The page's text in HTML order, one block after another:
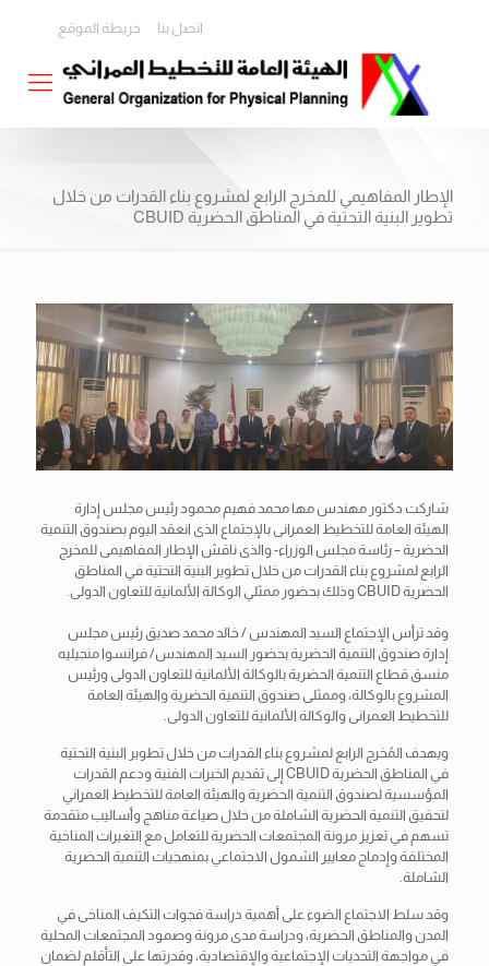
اتصل بنا خريطة الموقع
الإطار المفاهيمي للمخرج الرابع لمشروع بناء القدرات من خلال
تطوير البنية التحتية في المناطق الحضرية CBUID
شاركت دكتور مهندس مها محمد فهيم محمود رئيس مجلس إدارة
الهيئة العامة للتخطيط العمرانى بالإجتماع الذى انعقد اليوم بصندوق التنمية
الحضرية – رئاسة مجلس الوزراء- والذى ناقش الإطار المفاهيمى للمخرج
الرابع لمشروع بناء القدرات من خلال تطوير البنية التحتية في المناطق
الحضرية CBUID وذلك بحضور ممثلي الوكالة الألمانية للتعاون الدولى.
وقد ترأس الإجتماع السيد المهندس / خالد محمد صديق رئيس مجلس
إدارة صندوق التنمية الحضرية بحضور السيد المهندس/ فرانسوا منجيليه
منسق قطاع التنمية الحضرية بالوكالة الألمانية للتعاون الدولى ورئيس
المشروع بالوكالة، وممثلى صندوق التنمية الحضرية والهيئة العامة
للتخطيط العمرانى والوكالة الألمانية للتعاون الدولى.
ويهدف المُخرج الرابع لمشروع بناء القدرات من خلال تطوير البنية التحتية
في المناطق الحضرية CBUID إلى تقديم الخبرات الفنية ودعم القدرات
المؤسسية لصندوق التنمية الحضرية والهيئة العامة للتخطيط العمراني
لتحقيق التنمية الحضرية الشاملة من خلال صياغة مناهج وأساليب متقدمة
تسهم في تعزيز مرونة المجتمعات الحضرية للتعامل مع التغيرات المناخية
المختلفة وإدماج معايير الشمول الاجتماعي بمنهجيات التنمية الحضرية
الشاملة.
وقد سلط الاجتماع الضوء على أهمية دراسة فجوات التكيف المناخى في
المدن والمناطق الحضرية، ودراسة مدى مرونة وصمود المجتمعات المحلية
في مواجهة التحديات الإجتماعية والإقتصادية، وقدرتها على التأقلم لضمان